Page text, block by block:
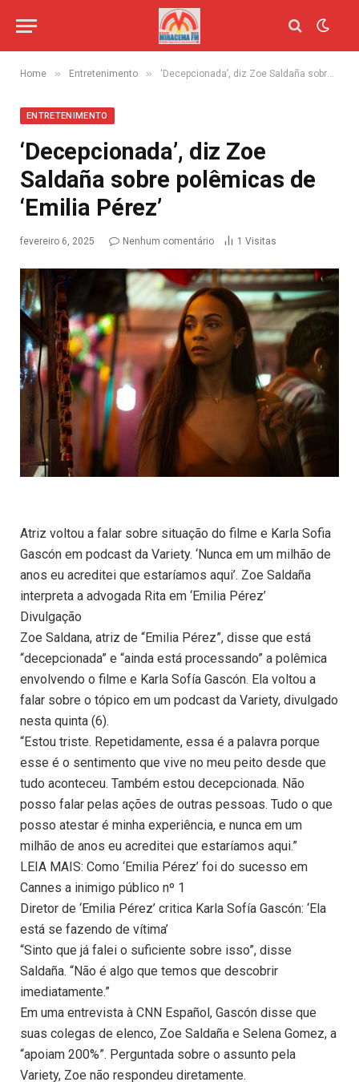
Home » Entretenimento » ‘Decepcionada’, diz Zoe Saldaña sobre polêmicas de ‘Emilia Pérez’
ENTRETENIMENTO
‘Decepcionada’, diz Zoe
Saldaña sobre polêmicas de
‘Emilia Pérez’
fevereiro 6, 2025 Nenhum comentário 1 Visitas
Atriz voltou a falar sobre situação do filme e Karla Sofia
Gascón em podcast da Variety. ‘Nunca em um milhão de
anos eu acreditei que estaríamos aqui’. Zoe Saldaña
interpreta a advogada Rita em ‘Emilia Pérez’
Divulgação
Zoe Saldana, atriz de “Emilia Pérez”, disse que está
“decepcionada” e “ainda está processando” a polêmica
envolvendo o filme e Karla Sofía Gascón. Ela voltou a
falar sobre o tópico em um podcast da Variety, divulgado
nesta quinta (6).
“Estou triste. Repetidamente, essa é a palavra porque
esse é o sentimento que vive no meu peito desde que
tudo aconteceu. Também estou decepcionada. Não
posso falar pelas ações de outras pessoas. Tudo o que
posso atestar é minha experiência, e nunca em um
milhão de anos eu acreditei que estaríamos aqui.”
LEIA MAIS: Como ‘Emilia Pérez’ foi do sucesso em
Cannes a inimigo público nº 1
Diretor de ‘Emilia Pérez’ critica Karla Sofía Gascón: ‘Ela
está se fazendo de vítima’
“Sinto que já falei o suficiente sobre isso”, disse
Saldaña. “Não é algo que temos que descobrir
imediatamente.”
Em uma entrevista à CNN Español, Gascón disse que
suas colegas de elenco, Zoe Saldaña e Selena Gomez, a
“apoiam 200%”. Perguntada sobre o assunto pela
Variety, Zoe não respondeu diretamente.